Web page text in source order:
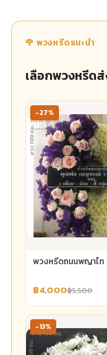
🌹 พวงหรีดแนะนำ
เลือกพวงหรีดส่
-27%
พวงหรีดถนนพญาไท
฿4,000฿5,500
-13%